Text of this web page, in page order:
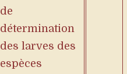
de
détermination
des larves des
espèces